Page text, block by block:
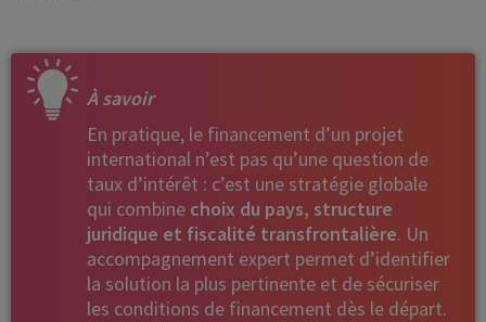
À savoir
En pratique, le financement d’un projet
international n’est pas qu’une question de
taux d’intérêt : c’est une stratégie globale
qui combine choix du pays, structure
juridique et fiscalité transfrontalière. Un
accompagnement expert permet d’identifier
la solution la plus pertinente et de sécuriser
les conditions de financement dès le départ.